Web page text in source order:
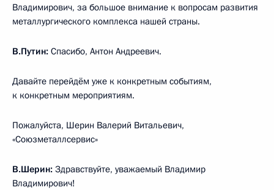
Владимирович, за большое внимание к вопросам развития
металлургического комплекса нашей страны.
В.Путин: Спасибо, Антон Андреевич.
Давайте перейдём уже к конкретным событиям,
к конкретным мероприятиям.
Пожалуйста, Шерин Валерий Витальевич,
«Союзметаллсервис»
В.Шерин: Здравствуйте, уважаемый Владимир
Владимирович!